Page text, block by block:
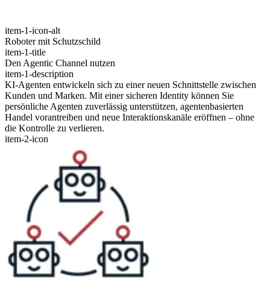
item-1-icon-alt
Roboter mit Schutzschild
item-1-title
Den Agentic Channel nutzen
item-1-description
KI-Agenten entwickeln sich zu einer neuen Schnittstelle zwischen
Kunden und Marken. Mit einer sicheren Identity können Sie
persönliche Agenten zuverlässig unterstützen, agentenbasierten
Handel vorantreiben und neue Interaktionskanäle eröffnen – ohne
die Kontrolle zu verlieren.
item-2-icon